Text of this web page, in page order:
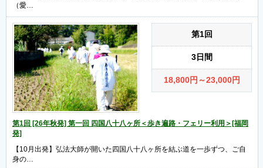
（愛…
第1回
3日間
18,800円 ～23,000円
第1回 [26年秋発] 第一回 四国八十八ヶ所＜歩き遍路・フェリー利用＞[福岡
発]
【10月出発】弘法大師が開いた四国八十八ヶ所を結ぶ道を一歩ずつ、ご自
身の…